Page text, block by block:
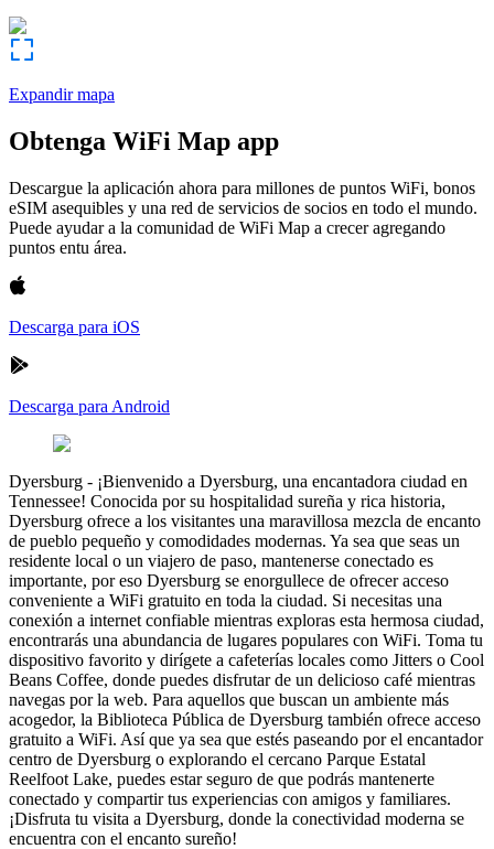
Expandir mapa
Obtenga WiFi Map app
Descargue la aplicación ahora para millones de puntos WiFi, bonos
eSIM asequibles y una red de servicios de socios en todo el mundo.
Puede ayudar a la comunidad de WiFi Map a crecer agregando
puntos entu área.
Descarga para iOS
Descarga para Android
Dyersburg - ¡Bienvenido a Dyersburg, una encantadora ciudad en
Tennessee! Conocida por su hospitalidad sureña y rica historia,
Dyersburg ofrece a los visitantes una maravillosa mezcla de encanto
de pueblo pequeño y comodidades modernas. Ya sea que seas un
residente local o un viajero de paso, mantenerse conectado es
importante, por eso Dyersburg se enorgullece de ofrecer acceso
conveniente a WiFi gratuito en toda la ciudad. Si necesitas una
conexión a internet confiable mientras exploras esta hermosa ciudad,
encontrarás una abundancia de lugares populares con WiFi. Toma tu
dispositivo favorito y dirígete a cafeterías locales como Jitters o Cool
Beans Coffee, donde puedes disfrutar de un delicioso café mientras
navegas por la web. Para aquellos que buscan un ambiente más
acogedor, la Biblioteca Pública de Dyersburg también ofrece acceso
gratuito a WiFi. Así que ya sea que estés paseando por el encantador
centro de Dyersburg o explorando el cercano Parque Estatal
Reelfoot Lake, puedes estar seguro de que podrás mantenerte
conectado y compartir tus experiencias con amigos y familiares.
¡Disfruta tu visita a Dyersburg, donde la conectividad moderna se
encuentra con el encanto sureño!